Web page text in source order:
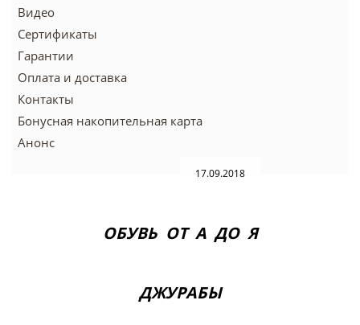
Видео
Сертификаты
Гарантии
Оплата и доставка
Контакты
Бонусная накопительная карта
Анонс
17.09.2018
ОБУВЬ ОТ А ДО Я
ДЖУРАБЫ